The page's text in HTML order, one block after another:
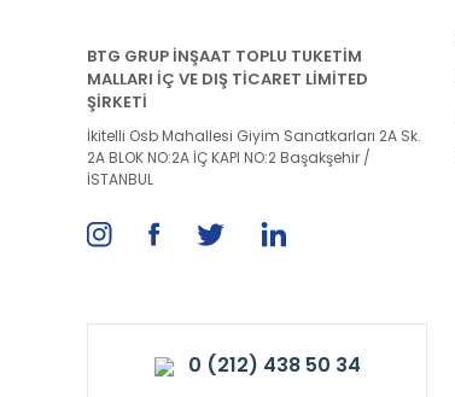
BTG GRUP İNŞAAT TOPLU TUKETİM
MALLARI İÇ VE DIŞ TİCARET LİMİTED
ŞİRKETİ
İkitelli Osb Mahallesi Giyim Sanatkarları 2A Sk.
2A BLOK NO:2A İÇ KAPI NO:2 Başakşehir /
İSTANBUL
0 (212) 438 50 34